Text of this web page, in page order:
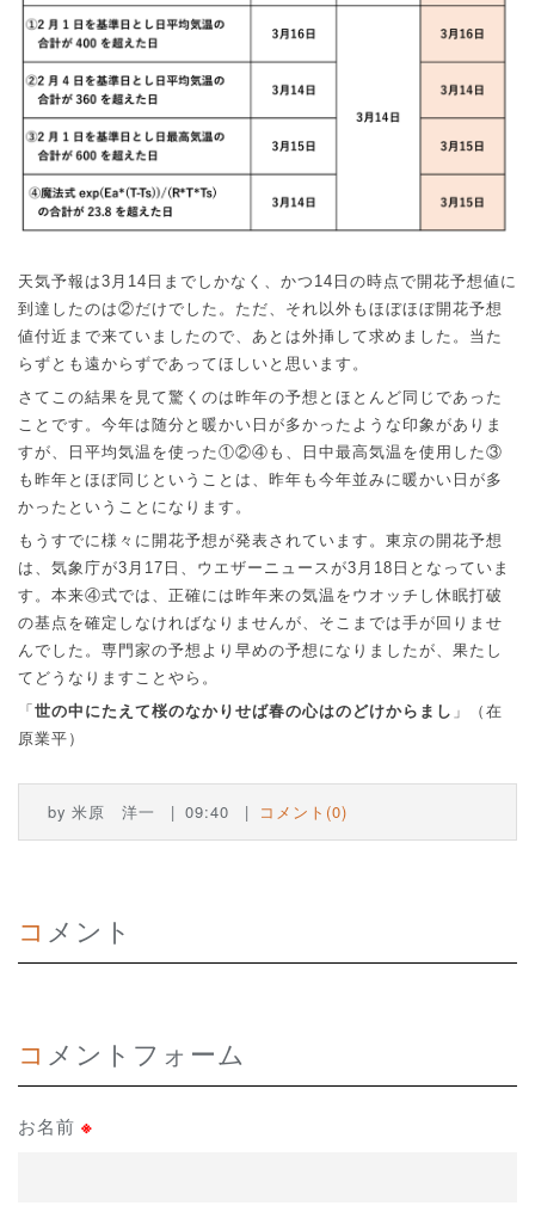
天気予報は3 月 14 日までしかなく、かつ 14 日の時点で開花予想値に
到達したのは②だけでした。ただ、それ以外もほぼほぼ開花予想
値付近まで来ていましたので、あとは外挿して求めました。当た
らずとも遠からずであってほしいと思います。
さてこの結果を見て驚くのは昨年の予想とほとんど同じであった
ことです。今年は随分と暖かい日が多かったような印象がありま
すが、日平均気温を使った①②④ も、日中最高気温を使用した③
も昨年とほぼ同じということは、昨年も今年並みに暖かい日が多
かったということになります。
もうすでに様々に開花予想が発表されています。東京の開花予想
は、気象庁が3 月 17 日、ウエザーニュースが3 月 18 日となっていま
す。本来④式では、正確には昨年来の気温をウオッチし休眠打破
の基点を確定しなければなりませんが、そこまでは手が回りませ
んでした。専門家の予想より早めの予想になりましたが、果たし
てどうなりますことやら。
「 世の中にたえて桜のなかりせば春の心はのどけからまし 」（在
原業平）
by 米原 洋一 09:40 コメント(0)
コメント
コメントフォーム
お名前 ※